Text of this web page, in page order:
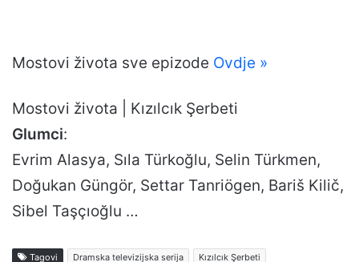
Mostovi života sve epizode Ovdje »
Mostovi života | Kızılcık Şerbeti
Glumci:
Evrim Alasya, Sıla Türkoğlu, Selin Türkmen,
Doğukan Güngör, Settar Tanriögen, Bariš Kilič,
Sibel Taşçıoğlu …
Tagovi Dramska televizijska serija Kızılcık Şerbeti